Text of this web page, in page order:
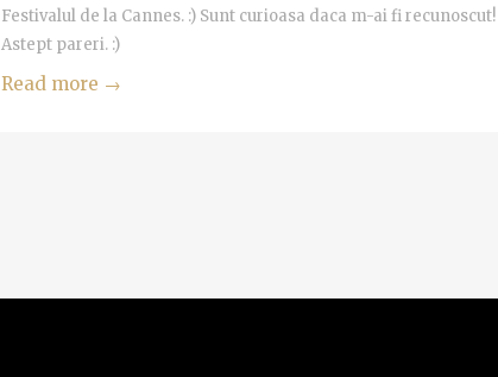
Festivalul de la Cannes. :) Sunt curioasa daca m-ai fi recunoscut!
Astept pareri. :)
Read more →